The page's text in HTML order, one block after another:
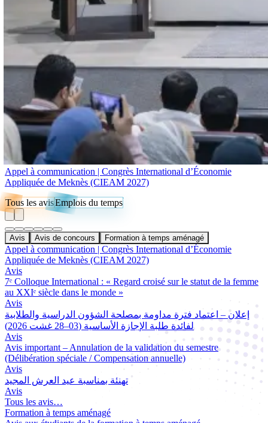
Appel à communication | Congrès International d’Économie
Appliquée de Meknès (CIEAM 2027)
Tous les avisEmplois du temps
Avis Avis de concours Formation à temps aménagé
Appel à communication | Congrès International d’Économie
Appliquée de Meknès (CIEAM 2027)
Avis
7ᵉ Colloque International : « Regard croisé sur le statut de la femme
au XXIᵉ siècle dans le monde »
Avis
إعلان – اعتماد فترة مداومة بمصلحة الشؤون الدراسية والطلابية
لفائدة طلبة الإجازة الأساسية (03–28 غشت 2026)
Avis
Avis important – Annulation de la validation du semestre
(Délibération spéciale / Compensation annuelle)
Avis
تهنئة بمناسبة عيد العرش المجيد
Avis
Tous les avis…
Formation à temps aménagé